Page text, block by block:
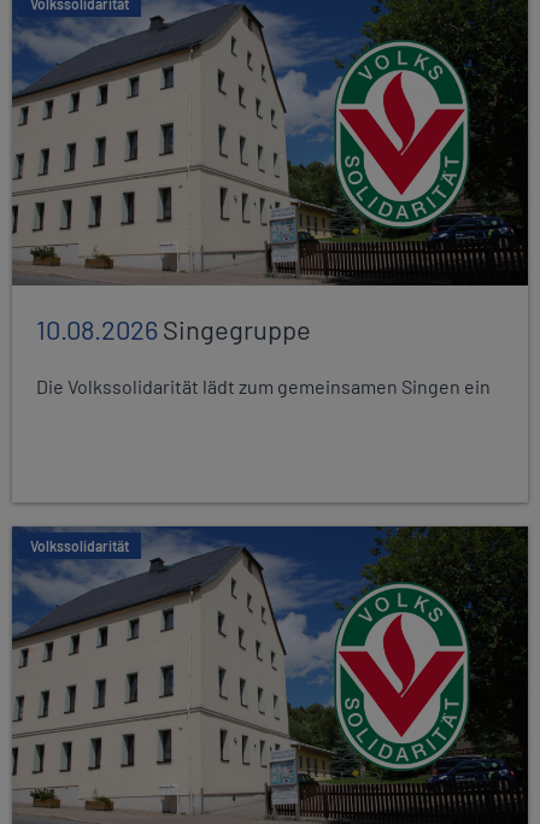
Volkssolidarität
10.08.2026Singegruppe
Die Volkssolidarität lädt zum gemeinsamen Singen ein
Volkssolidarität